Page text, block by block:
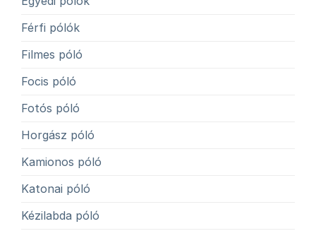
Férfi pólók
Filmes póló
Focis póló
Fotós póló
Horgász póló
Kamionos póló
Katonai póló
Kézilabda póló